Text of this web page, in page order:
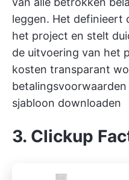
leggen. Het definieert
het project en stelt
de uitvoering van het
kosten transparant
sjabloon downloaden
3. Clickup